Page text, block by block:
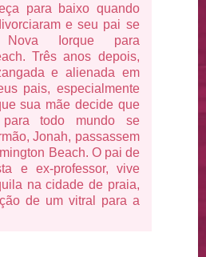
para baixo quando
e seu pai se
Iorque para
Três anos depois,
e alienada em
pais, especialmente
sua mãe decide que
todo mundo se
Jonah, passassem
Beach. O pai de
e ex-professor, vive
na cidade de praia,
de um vitral para a